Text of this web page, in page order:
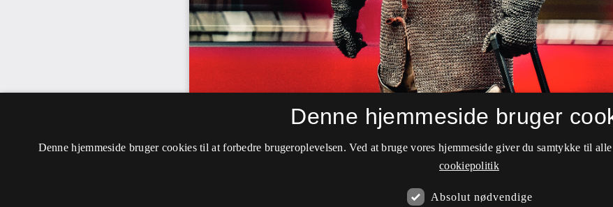
Denne hjemmeside bruger
Denne hjemmeside bruger cookies til at forbedre brugeroplevelsen. Ved at bruge vores hjemmeside giver du samtykke til
cookiepolitik
Absolut nødvendige